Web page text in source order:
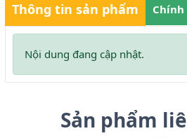
Thông tin sản phẩm
Nội dung đang cập nhật.
Sản phẩm